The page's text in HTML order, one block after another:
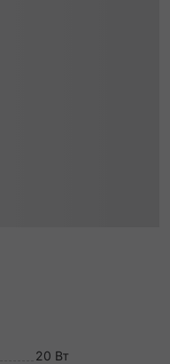
20 Вт